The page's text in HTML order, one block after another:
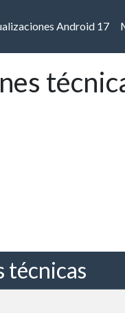
Android 17
técnicas